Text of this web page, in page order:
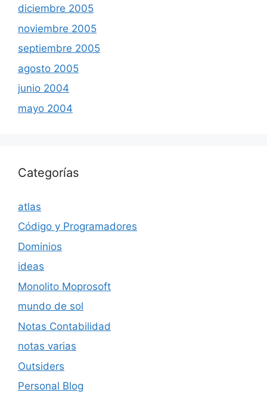
diciembre 2005
noviembre 2005
septiembre 2005
agosto 2005
junio 2004
mayo 2004
Categorías
atlas
Código y Programadores
Dominios
ideas
Monolito Moprosoft
mundo de sol
Notas Contabilidad
notas varias
Outsiders
Personal Blog